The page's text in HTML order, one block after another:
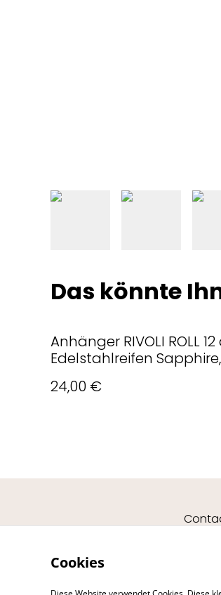
Das könnte
Anhänger RIVOLI ROLL
Edelstahlreifen Sapphire,
24,00 €
Cookies